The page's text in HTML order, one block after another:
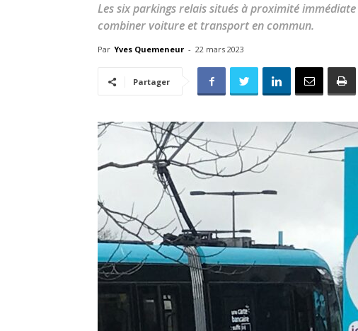
Les six parkings relais situés à proximité
combiner voiture et transport en commun.
Par Yves Quemeneur - 22 mars 2023
Partager